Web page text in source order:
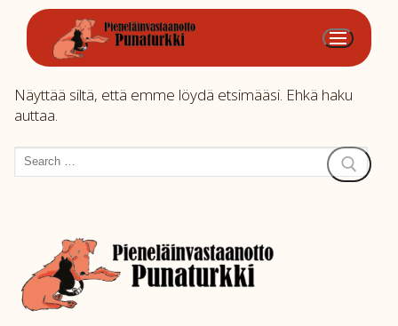
Hyppää
sisältöön
Näyttää siltä, että emme löydä etsimääsi. Ehkä haku
auttaa.
Hae: